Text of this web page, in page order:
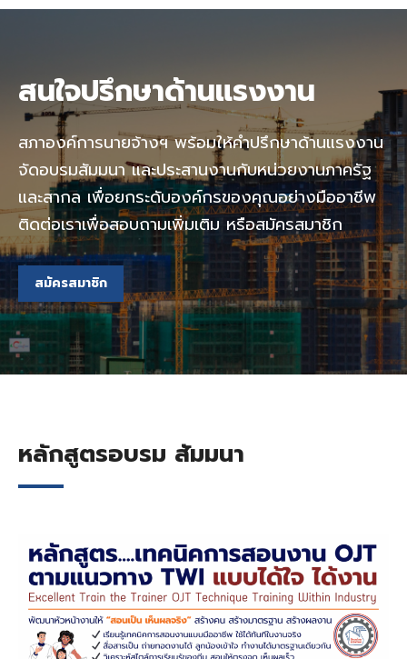
สนใจปรึกษาด้านแรงงาน
สภาองค์การนายจ้างฯ พร้อมให้คำปรึกษาด้านแรงงาน
จัดอบรมสัมมนา และประสานงานกับหน่วยงานภาครัฐ
และสากล เพื่อยกระดับองค์กรของคุณอย่างมืออาชีพ
ติดต่อเราเพื่อสอบถามเพิ่มเติม หรือสมัครสมาชิก
สมัครสมาชิก
หลักสูตรอบรม สัมมนา